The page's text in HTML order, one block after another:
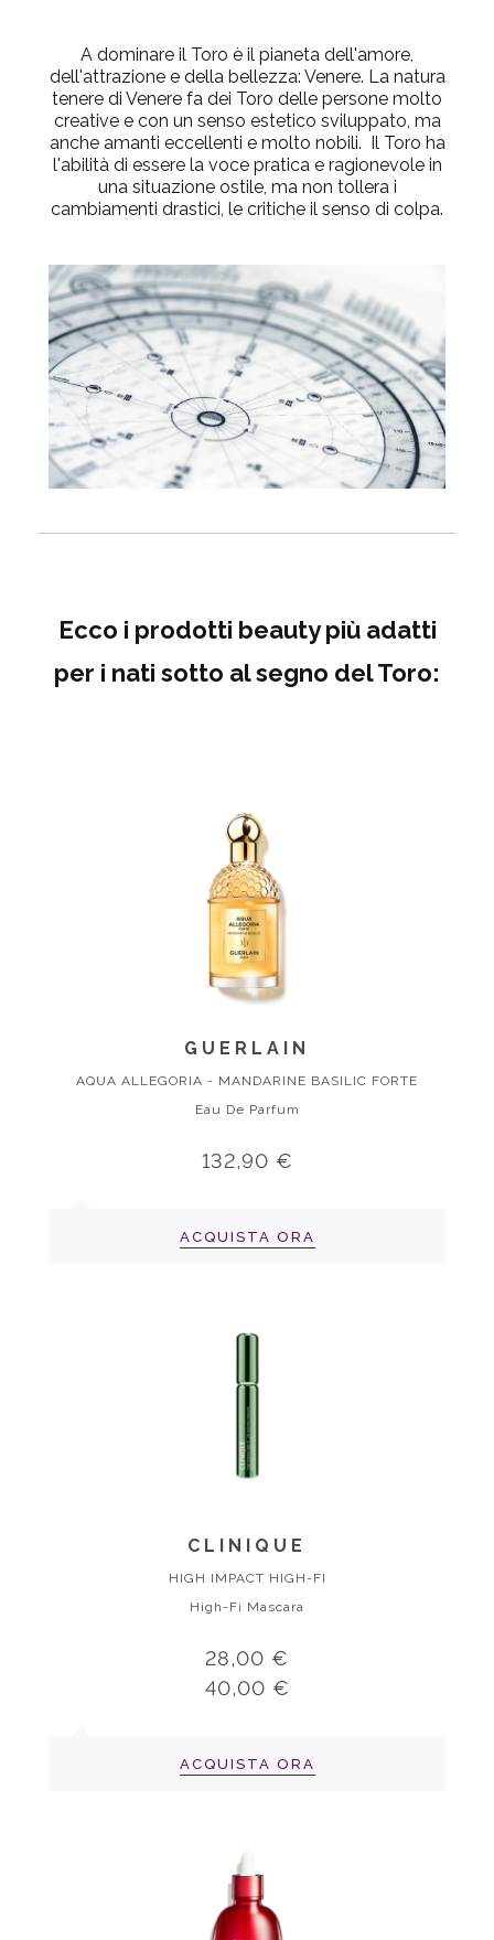
A dominare il Toro è il pianeta dell'amore,
dell'attrazione e della bellezza: Venere. La natura
tenere di Venere fa dei Toro delle persone molto
creative e con un senso estetico sviluppato, ma
anche amanti eccellenti e molto nobili. Il Toro ha
l'abilità di essere la voce pratica e ragionevole in
una situazione ostile, ma non tollera i
cambiamenti drastici, le critiche il senso di colpa.
Ecco i prodotti beauty più adatti
per i nati sotto al segno del Toro:
GUERLAIN
AQUA ALLEGORIA - MANDARINE BASILIC FORTE
Eau De Parfum
132,90 €
ACQUISTA ORA
CLINIQUE
HIGH IMPACT HIGH-FI
High-Fi Mascara
28,00 €
40,00 €
ACQUISTA ORA